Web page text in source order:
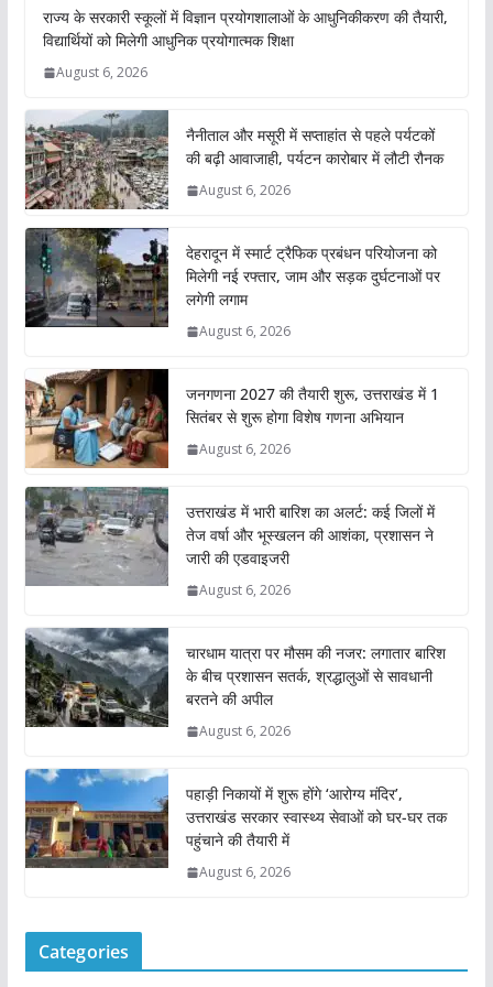
राज्य के सरकारी स्कूलों में विज्ञान प्रयोगशालाओं के आधुनिकीकरण की तैयारी,
विद्यार्थियों को मिलेगी आधुनिक प्रयोगात्मक शिक्षा
August 6, 2026
नैनीताल और मसूरी में सप्ताहांत से पहले पर्यटकों
की बढ़ी आवाजाही, पर्यटन कारोबार में लौटी रौनक
August 6, 2026
देहरादून में स्मार्ट ट्रैफिक प्रबंधन परियोजना को
मिलेगी नई रफ्तार, जाम और सड़क दुर्घटनाओं पर
लगेगी लगाम
August 6, 2026
जनगणना 2027 की तैयारी शुरू, उत्तराखंड में 1
सितंबर से शुरू होगा विशेष गणना अभियान
August 6, 2026
उत्तराखंड में भारी बारिश का अलर्ट: कई जिलों में
तेज वर्षा और भूस्खलन की आशंका, प्रशासन ने
जारी की एडवाइजरी
August 6, 2026
चारधाम यात्रा पर मौसम की नजर: लगातार बारिश
के बीच प्रशासन सतर्क, श्रद्धालुओं से सावधानी
बरतने की अपील
August 6, 2026
पहाड़ी निकायों में शुरू होंगे ‘आरोग्य मंदिर’,
उत्तराखंड सरकार स्वास्थ्य सेवाओं को घर-घर तक
पहुंचाने की तैयारी में
August 6, 2026
Categories